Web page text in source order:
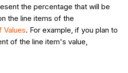
the percentage that will be
the line items of the
Values. For example, if you plan to
of the line item's value,